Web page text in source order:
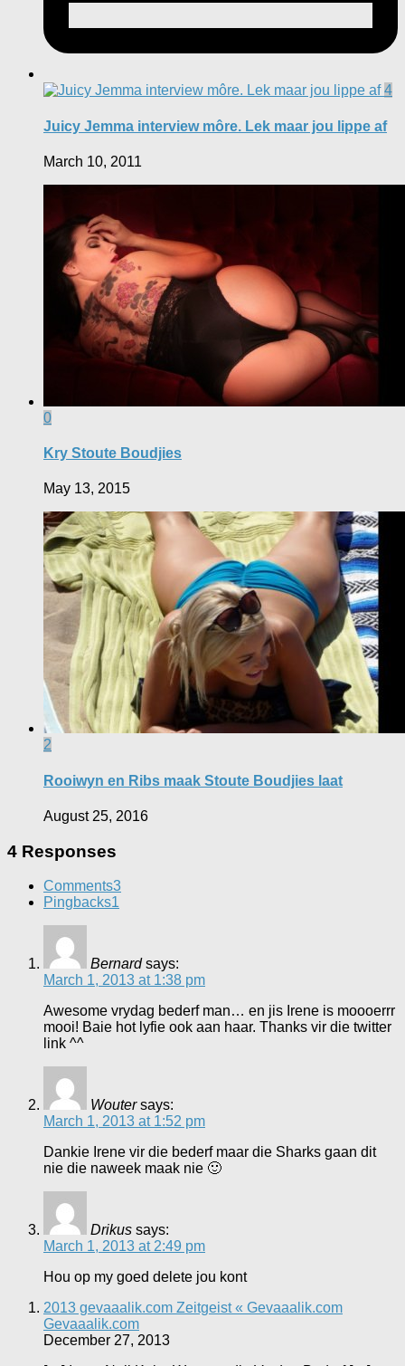
4
Juicy Jemma interview môre. Lek maar jou lippe af
March 10, 2011
0
Kry Stoute Boudjies
May 13, 2015
2
Rooiwyn en Ribs maak Stoute Boudjies laat
August 25, 2016
4 Responses
Comments3
Pingbacks1
Bernard says:
March 1, 2013 at 1:38 pm
Awesome vrydag bederf man… en jis Irene is moooerrr
mooi! Baie hot lyfie ook aan haar. Thanks vir die twitter
link ^^
Wouter says:
March 1, 2013 at 1:52 pm
Dankie Irene vir die bederf maar die Sharks gaan dit
nie die naweek maak nie 🙂
Drikus says:
March 1, 2013 at 2:49 pm
Hou op my goed delete jou kont
2013 gevaaalik.com Zeitgeist « Gevaaalik.com
Gevaaalik.com
December 27, 2013